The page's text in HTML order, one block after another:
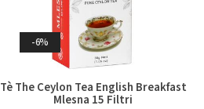
-6%
Tè The Ceylon Tea English Breakfast
Mlesna 15 Filtri